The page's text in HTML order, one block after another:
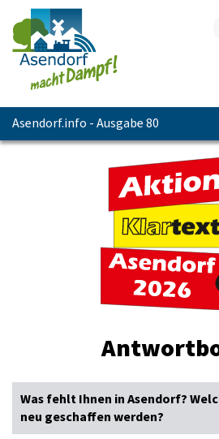
Asendorf.info - Ausgabe 80
Was fehlt Ihnen in Asendorf?
neu geschaffen werden?